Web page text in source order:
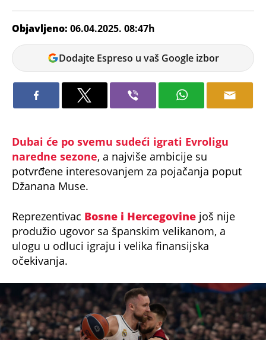
Objavljeno: 06.04.2025. 08:47h
Veljko
Petrovic
Dodajte Espreso u vaš Google izbor
Dubai će po svemu sudeći igrati Evroligu
naredne sezone, a najviše ambicije su
potvrđene interesovanjem za pojačanja poput
Džanana Muse.
Reprezentivac Bosne i Hercegovine još nije
produžio ugovor sa španskim velikanom, a
ulogu u odluci igraju i velika finansijska
očekivanja.